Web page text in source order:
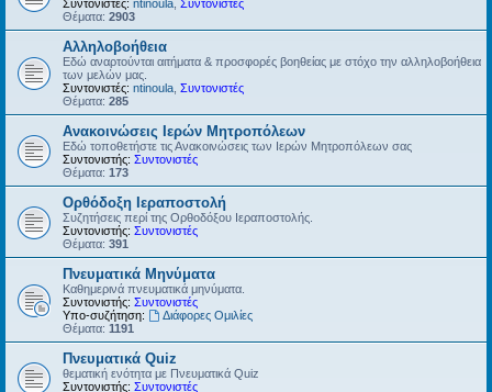
Συντονιστές: ntinoula Συντονιστές
Θέματα: 2903
Αλληλοβοήθεια
Εδώ αναρτούνται αιτήματα & προσφορές βοηθείας με στόχο την αλληλοβοήθεια
των μελών μας.
Συντονιστές: ntinoula Συντονιστές
Θέματα: 285
Ανακοινώσεις Ιερών Μητροπόλεων
Εδώ τοποθετήστε τις Ανακοινώσεις των Ιερών Μητροπόλεων σας
Συντονιστής: Συντονιστές
Θέματα: 173
Ορθόδοξη Ιεραποστολή
Συζητήσεις περί της Ορθοδόξου Ιεραποστολής.
Συντονιστής: Συντονιστές
Θέματα: 391
Πνευματικά Μηνύματα
Καθημερινά πνευματικά μηνύματα.
Συντονιστής: Συντονιστές
Υπο-συζήτηση:
Διάφορες Ομιλίες
Θέματα: 1191
Πνευματικά Quiz
θεματική ενότητα με Πνευματικά Quiz
Συντονιστής: Συντονιστές